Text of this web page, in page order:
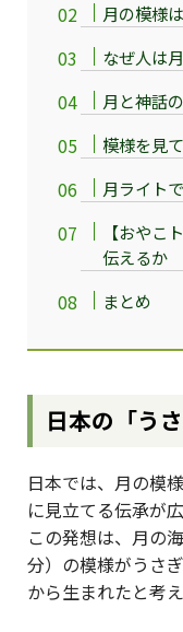
月の模様
なぜ人は
月と神話
模様を見
月ライト
【おやこ
伝えるか
まとめ
日本の「う
日本では、月の模
に見立てる伝承が
この発想は、月の
分）の模様がうさ
から生まれたと考